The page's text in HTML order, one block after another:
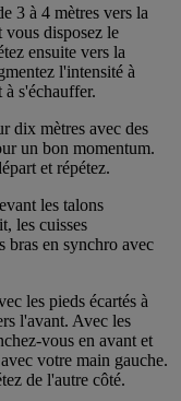
3 à 4 mètres vers la
vous disposez le
ensuite vers la
l'intensité à
à s'échauffer.
dix mètres avec des
un bon momentum.
et répétez.
les talons
les cuisses
bras en synchro avec
les pieds écartés à
l'avant. Avec les
vous en avant et
votre main gauche.
de l'autre côté.